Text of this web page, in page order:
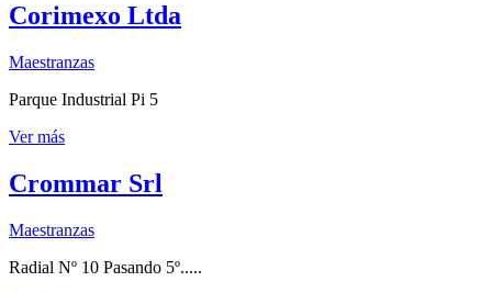
Corimexo Ltda
Maestranzas
Parque Industrial Pi 5
Ver más
Crommar Srl
Maestranzas
Radial Nº 10 Pasando 5º.....